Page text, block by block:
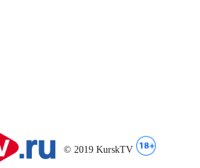
© 2019 KurskTV